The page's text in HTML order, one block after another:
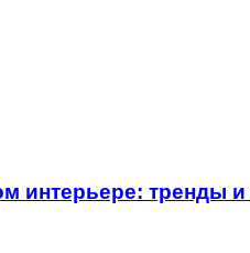
интерьере: тренды и